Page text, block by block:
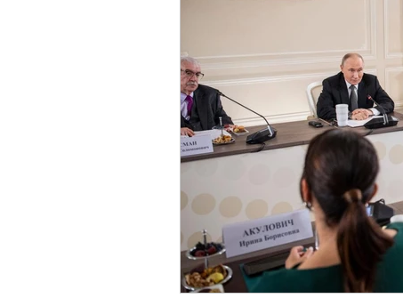
Indo-Pacifico Medio
Giappone India
Europa Covid-19